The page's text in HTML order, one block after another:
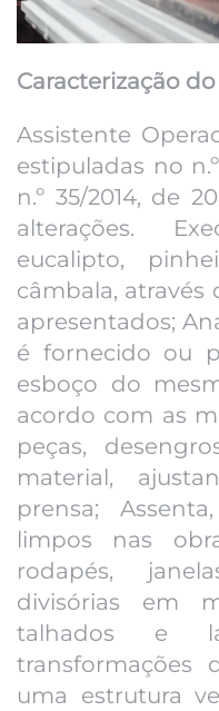
Caracterização
Assistente
estipuladas no
n.º 35/2014, de
alterações.
eucalipto,
câmbala, através
apresentados;
é fornecido ou
esboço do
acordo com as
peças,
material,
prensa;
limpos nas
rodapés,
divisórias em
talhados e
uma estrutura